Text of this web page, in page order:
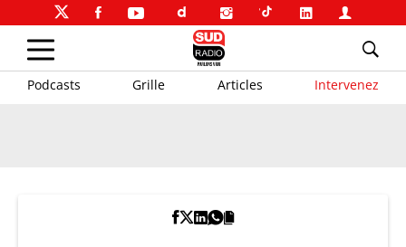
Podcasts Grille Articles Intervenez